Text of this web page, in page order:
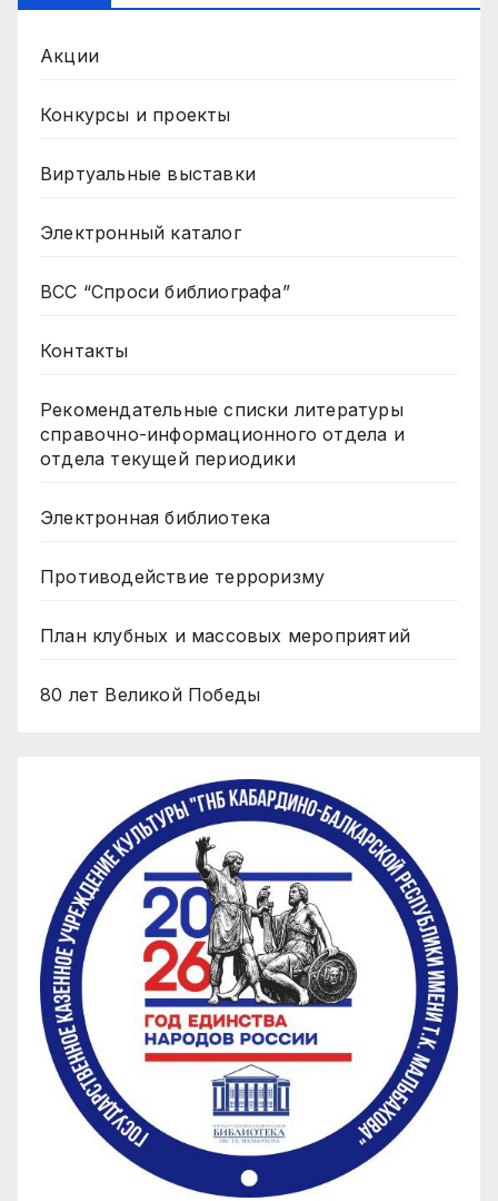
Акции
Конкурсы и проекты
Виртуальные выставки
Электронный каталог
ВСС “Спроси библиографа”
Контакты
Рекомендательные списки литературы
справочно-информационного отдела и
отдела текущей периодики
Электронная библиотека
Противодействие терроризму
План клубных и массовых мероприятий
80 лет Великой Победы